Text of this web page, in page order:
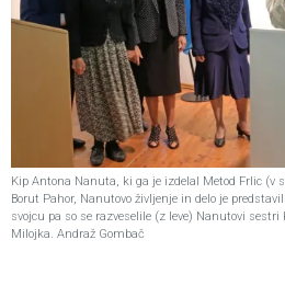
Kip Antona Nanuta, ki ga je izdelal Metod Frlic (v
Borut Pahor, Nanutovo življenje in delo je
svojcu pa so se razveselile (z leve) Nanutovi
Milojka. Andraž Gombač